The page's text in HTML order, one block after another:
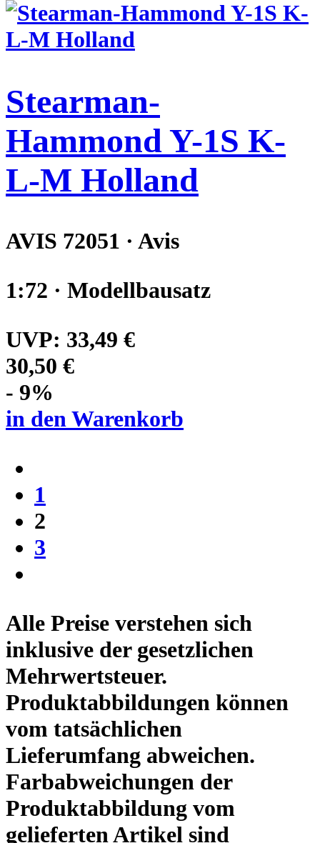
Stearman-
Hammond Y-1S K-
L-M Holland
AVIS 72051 · Avis
1:72 · Modellbausatz
UVP: 33,49 €
30,50 €
- 9%
in den Warenkorb
1
2
3
Alle Preise verstehen sich
inklusive der gesetzlichen
Mehrwertsteuer.
Produktabbildungen können
vom tatsächlichen
Lieferumfang abweichen.
Farbabweichungen der
Produktabbildung vom
gelieferten Artikel sind